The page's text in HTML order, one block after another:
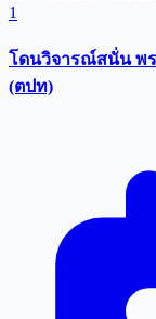
1
โดนวิจารณ์สนั่น พร
(ตปท)